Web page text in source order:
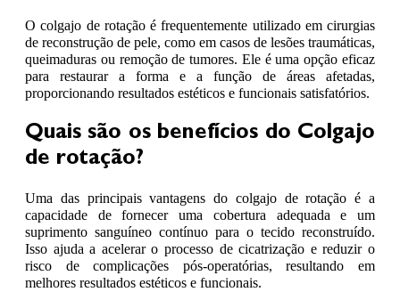
O colgajo de rotação é frequentemente utilizado em cirurgias
de reconstrução de pele, como em casos de lesões traumáticas,
queimaduras ou remoção de tumores. Ele é uma opção eficaz
para restaurar a forma e a função de áreas afetadas,
proporcionando resultados estéticos e funcionais satisfatórios.
Quais são os benefícios do Colgajo
de rotação?
Uma das principais vantagens do colgajo de rotação é a
capacidade de fornecer uma cobertura adequada e um
suprimento sanguíneo contínuo para o tecido reconstruído.
Isso ajuda a acelerar o processo de cicatrização e reduzir o
risco de complicações pós-operatórias, resultando em
melhores resultados estéticos e funcionais.